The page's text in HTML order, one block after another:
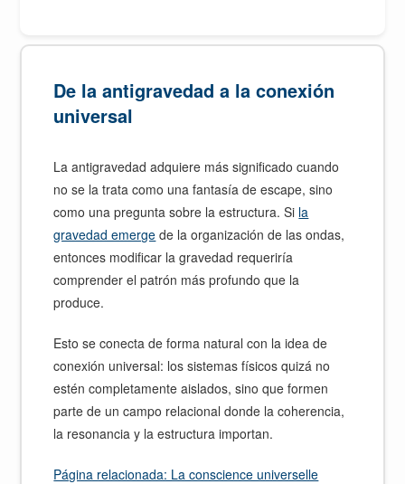
De la antigravedad a la conexión
universal
La antigravedad adquiere más significado cuando
no se la trata como una fantasía de escape, sino
como una pregunta sobre la estructura. Si la
gravedad emerge de la organización de las ondas,
entonces modificar la gravedad requeriría
comprender el patrón más profundo que la
produce.
Esto se conecta de forma natural con la idea de
conexión universal: los sistemas físicos quizá no
estén completamente aislados, sino que formen
parte de un campo relacional donde la coherencia,
la resonancia y la estructura importan.
Página relacionada: La conscience universelle